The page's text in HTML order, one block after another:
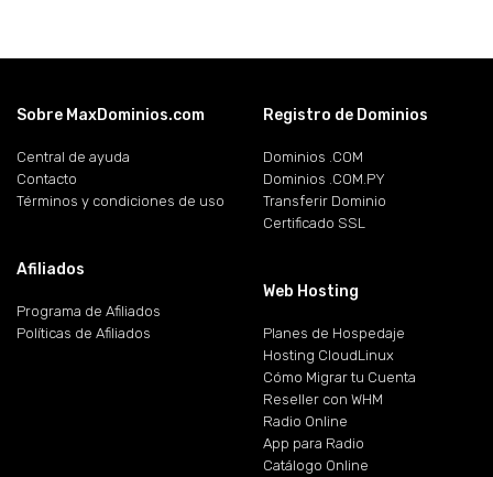
Sobre MaxDominios.com
Central de ayuda
Contacto
Términos y condiciones de uso
Afiliados
Programa de Afiliados
Políticas de Afiliados
Registro de Dominios
Dominios .COM
Dominios .COM.PY
Transferir Dominio
Certificado SSL
Web Hosting
Planes de Hospedaje
Hosting CloudLinux
Cómo Migrar tu Cuenta
Reseller con WHM
Radio Online
App para Radio
Catálogo Online